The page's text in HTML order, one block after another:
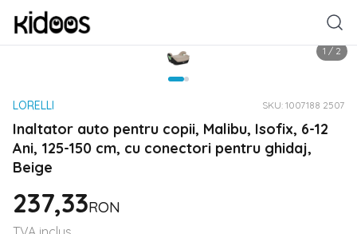
1 / 2
LORELLI SKU: 1007188 2507
Inaltator auto pentru copii, Malibu, Isofix, 6-12
Ani, 125-150 cm, cu conectori pentru ghidaj,
Beige
237,33RON